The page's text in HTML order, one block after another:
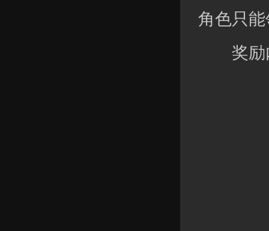
角色只
奖励内